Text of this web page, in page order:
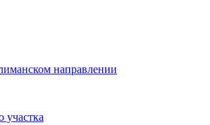
направлении